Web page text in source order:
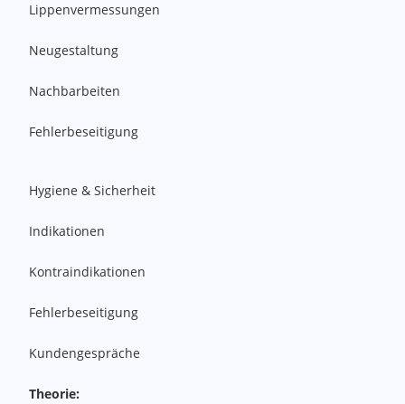
Lippenvermessungen
Neugestaltung
Nachbarbeiten
Fehlerbeseitigung
Hygiene & Sicherheit
Indikationen
Kontraindikationen
Fehlerbeseitigung
Kundengespräche
Theorie: